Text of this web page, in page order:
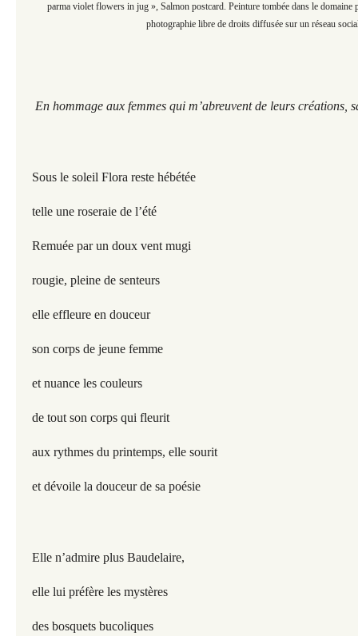
parma violet flowers in jug », Salmon postcard. Peinture tombée dans le domaine
photographie libre de droits diffusée sur un réseau
En hommage aux femmes qui m’abreuvent de leurs créations,
Sous le soleil Flora reste hébétée
telle une roseraie de l’été
Remuée par un doux vent mugi
rougie, pleine de senteurs
elle effleure en douceur
son corps de jeune femme
et nuance les couleurs
de tout son corps qui fleurit
aux rythmes du printemps, elle sourit
et dévoile la douceur de sa poésie
Elle n’admire plus Baudelaire,
elle lui préfère les mystères
des bosquets bucoliques